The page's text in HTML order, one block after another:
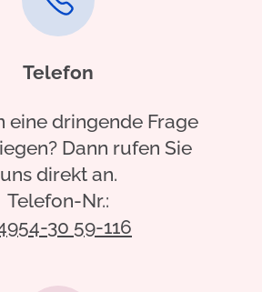
Telefon
eine dringende Frage
Dann rufen Sie
uns direkt an.
Telefon-Nr.:
30 59-116